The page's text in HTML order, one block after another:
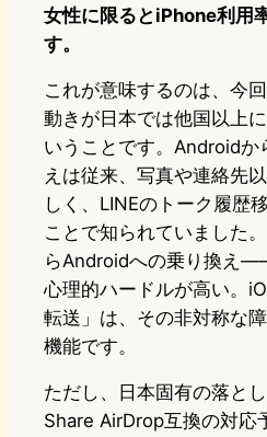
女性に限るとiPhone利用
す。
これが意味するのは、今
動きが日本では他国以上
いうことです。Androidか
えは従来、写真や連絡先
しく、LINEのトーク履歴
ことで知られていまし
らAndroidへの乗り換え
心理的ハードルが高い。
転送」は、その非対称な
機能です。
ただし、日本固有の落と
Share AirDrop互換の対応